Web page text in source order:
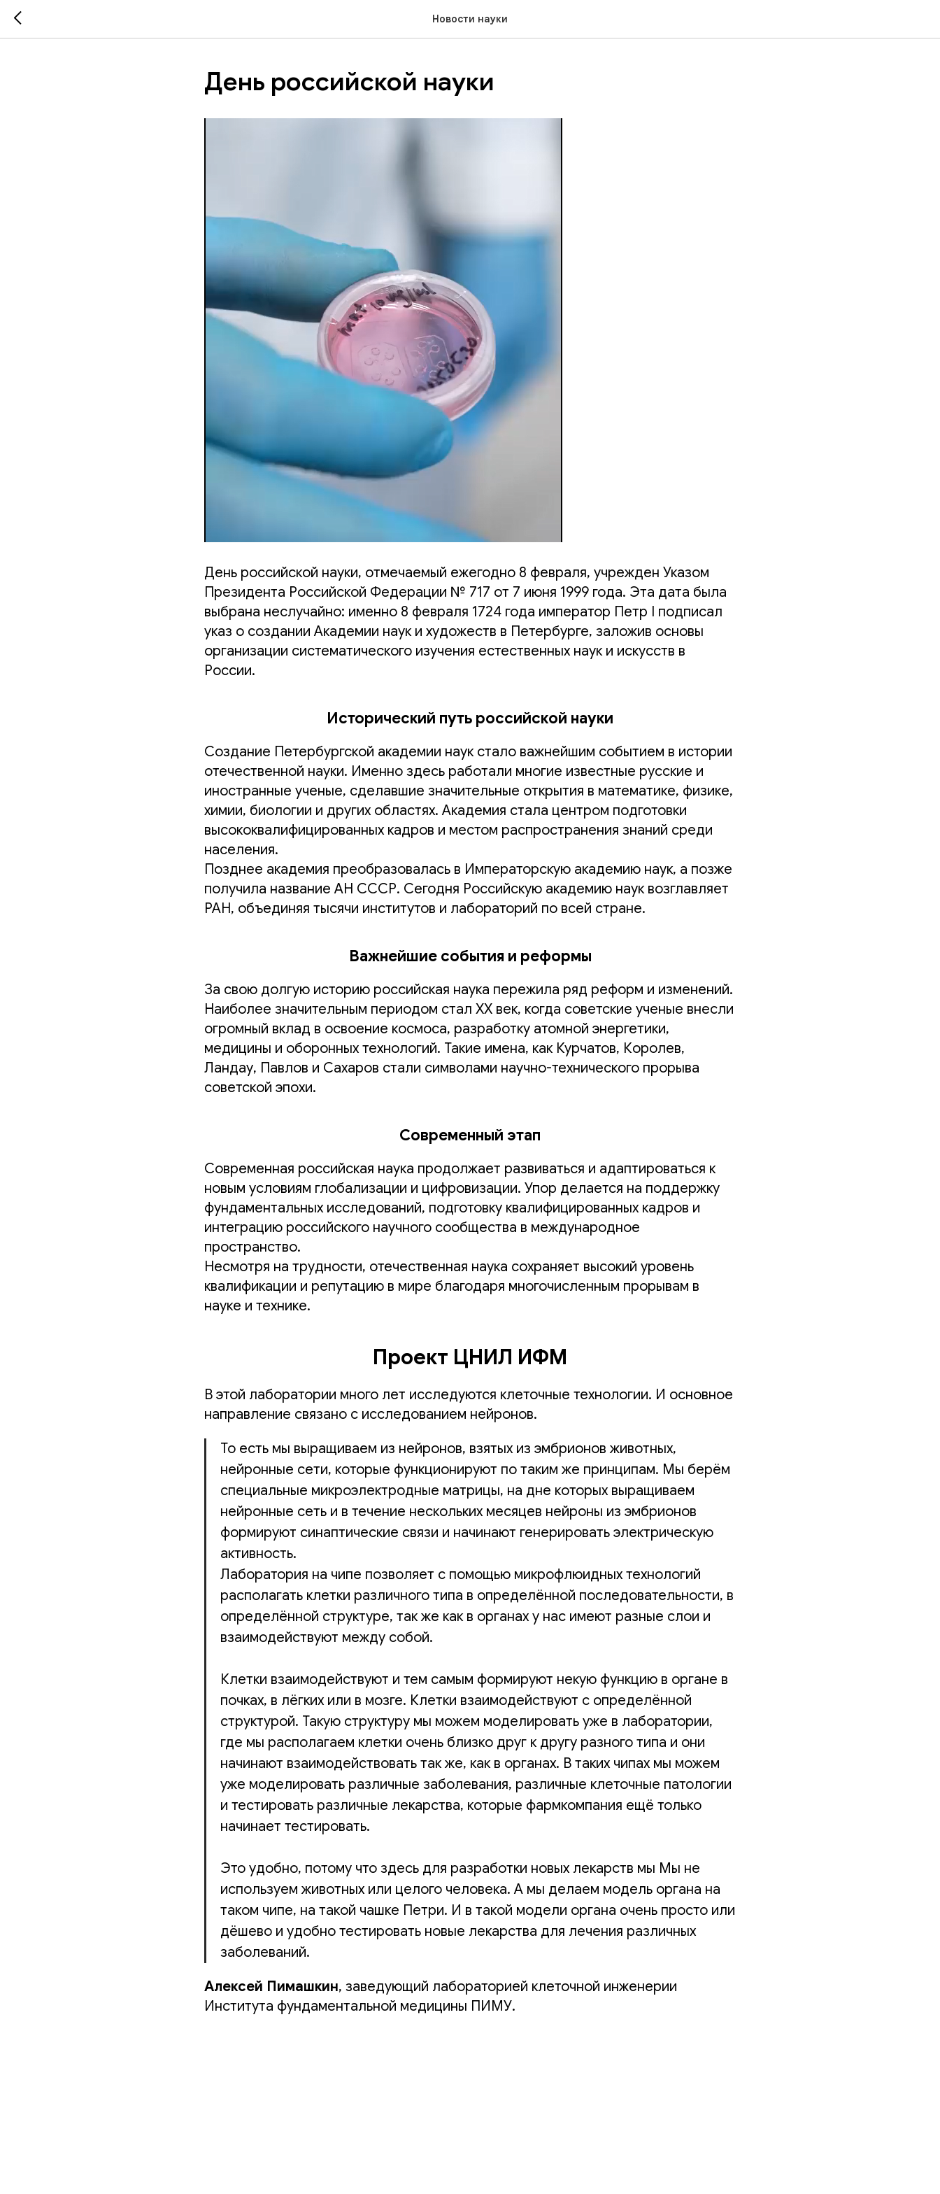
Новости науки
День российской науки
День российской науки, отмечаемый ежегодно 8 февраля, учрежден Указом
Президента Российской Федерации № 717 от 7 июня 1999 года. Эта дата была
выбрана неслучайно: именно 8 февраля 1724 года император Петр I подписал
указ о создании Академии наук и художеств в Петербурге, заложив основы
организации систематического изучения естественных наук и искусств в
России.
Исторический путь российской науки
Создание Петербургской академии наук стало важнейшим событием в истории
отечественной науки. Именно здесь работали многие известные русские и
иностранные ученые, сделавшие значительные открытия в математике, физике,
химии, биологии и других областях. Академия стала центром подготовки
высококвалифицированных кадров и местом распространения знаний среди
населения.
Позднее академия преобразовалась в Императорскую академию наук, а позже
получила название АН СССР. Сегодня Российскую академию наук возглавляет
РАН, объединяя тысячи институтов и лабораторий по всей стране.
Важнейшие события и реформы
За свою долгую историю российская наука пережила ряд реформ и изменений.
Наиболее значительным периодом стал XX век, когда советские ученые внесли
огромный вклад в освоение космоса, разработку атомной энергетики,
медицины и оборонных технологий. Такие имена, как Курчатов, Королев,
Ландау, Павлов и Сахаров стали символами научно-технического прорыва
советской эпохи.
Современный этап
Современная российская наука продолжает развиваться и адаптироваться к
новым условиям глобализации и цифровизации. Упор делается на поддержку
фундаментальных исследований, подготовку квалифицированных кадров и
интеграцию российского научного сообщества в международное
пространство.
Несмотря на трудности, отечественная наука сохраняет высокий уровень
квалификации и репутацию в мире благодаря многочисленным прорывам в
науке и технике.
Проект ЦНИЛ ИФМ
В этой лаборатории много лет исследуются клеточные технологии. И основное
направление связано с исследованием нейронов.
То есть мы выращиваем из нейронов, взятых из эмбрионов животных,
нейронные сети, которые функционируют по таким же принципам. Мы берём
специальные микроэлектродные матрицы, на дне которых выращиваем
нейронные сеть и в течение нескольких месяцев нейроны из эмбрионов
формируют синаптические связи и начинают генерировать электрическую
активность.
Лаборатория на чипе позволяет с помощью микрофлюидных технологий
располагать клетки различного типа в определённой последовательности, в
определённой структуре, так же как в органах у нас имеют разные слои и
взаимодействуют между собой.
Клетки взаимодействуют и тем самым формируют некую функцию в органе в
почках, в лёгких или в мозге. Клетки взаимодействуют с определённой
структурой. Такую структуру мы можем моделировать уже в лаборатории,
где мы располагаем клетки очень близко друг к другу разного типа и они
начинают взаимодействовать так же, как в органах. В таких чипах мы можем
уже моделировать различные заболевания, различные клеточные патологии
и тестировать различные лекарства, которые фармкомпания ещё только
начинает тестировать.
Это удобно, потому что здесь для разработки новых лекарств мы Мы не
используем животных или целого человека. А мы делаем модель органа на
таком чипе, на такой чашке Петри. И в такой модели органа очень просто или
дёшево и удобно тестировать новые лекарства для лечения различных
заболеваний.
Алексей Пимашкин, заведующий лабораторией клеточной инженерии
Института фундаментальной медицины ПИМУ.